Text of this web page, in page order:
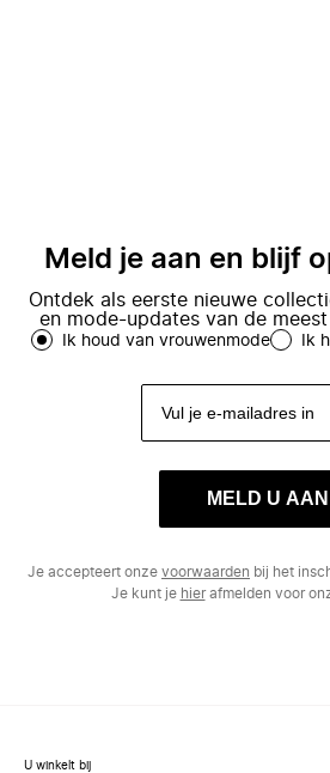
Meld je aan en blijf
Ontdek als eerste nieuwe
en mode-updates van de
Ik houd van vrouwenmode Ik
MELD U AAN
Je accepteert onze voorwaarden bij het
Je kunt je hierafmelden voor
U winkelt bij